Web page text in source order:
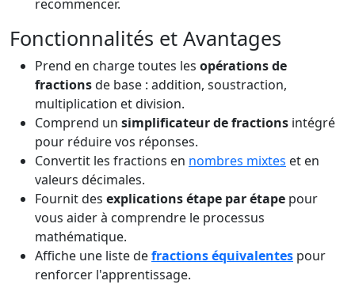
recommencer.
Fonctionnalités et Avantages
Prend en charge toutes les opérations de
fractionsde base : addition, soustraction,
multiplication et division.
Comprend un simplificateur de fractions intégré
pour réduire vos réponses.
Convertit les fractions en nombres mixtes et en
valeurs décimales.
Fournit des explications étape par étape pour
vous aider à comprendre le processus
mathématique.
Affiche une liste defractions équivalentes pour
renforcer l'apprentissage.